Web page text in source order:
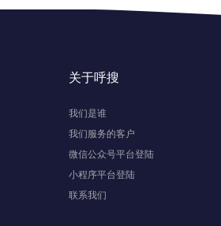
关于呼搜
我们是谁
我们服务的客户
微信公众号平台登陆
小程序平台登陆
联系我们